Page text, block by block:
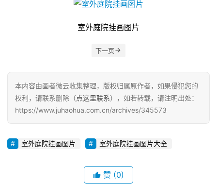
室外庭院挂画图片
下一页
本内容由画者微云收集整理，版权归属原作者，如果侵犯您的
权利，请联系删除（点这里联系），如若转载，请注明出处：
https://www.juhaohua.com.cn/archives/345573
室外庭院挂画图片 室外庭院挂画图片大全
赞 (0)